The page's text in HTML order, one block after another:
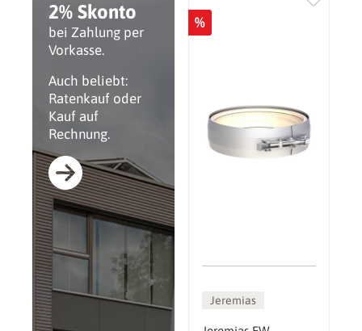
2% Skonto
bei Zahlung per
Vorkasse.
Auch beliebt:
Ratenkauf oder
Kauf auf
Rechnung.
%
Jeremias